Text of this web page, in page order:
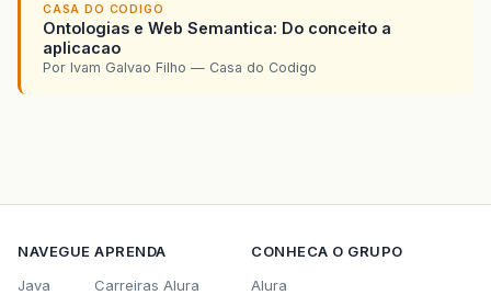
CASA DO CODIGO
Ontologias e Web Semantica: Do conceito a
aplicacao
Por Ivam Galvao Filho — Casa do Codigo
NAVEGUE
Java
APRENDA
Carreiras Alura
CONHECA O GRUPO
Alura